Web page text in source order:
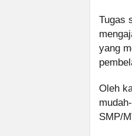
Tugas
yang
Oleh
SMP/